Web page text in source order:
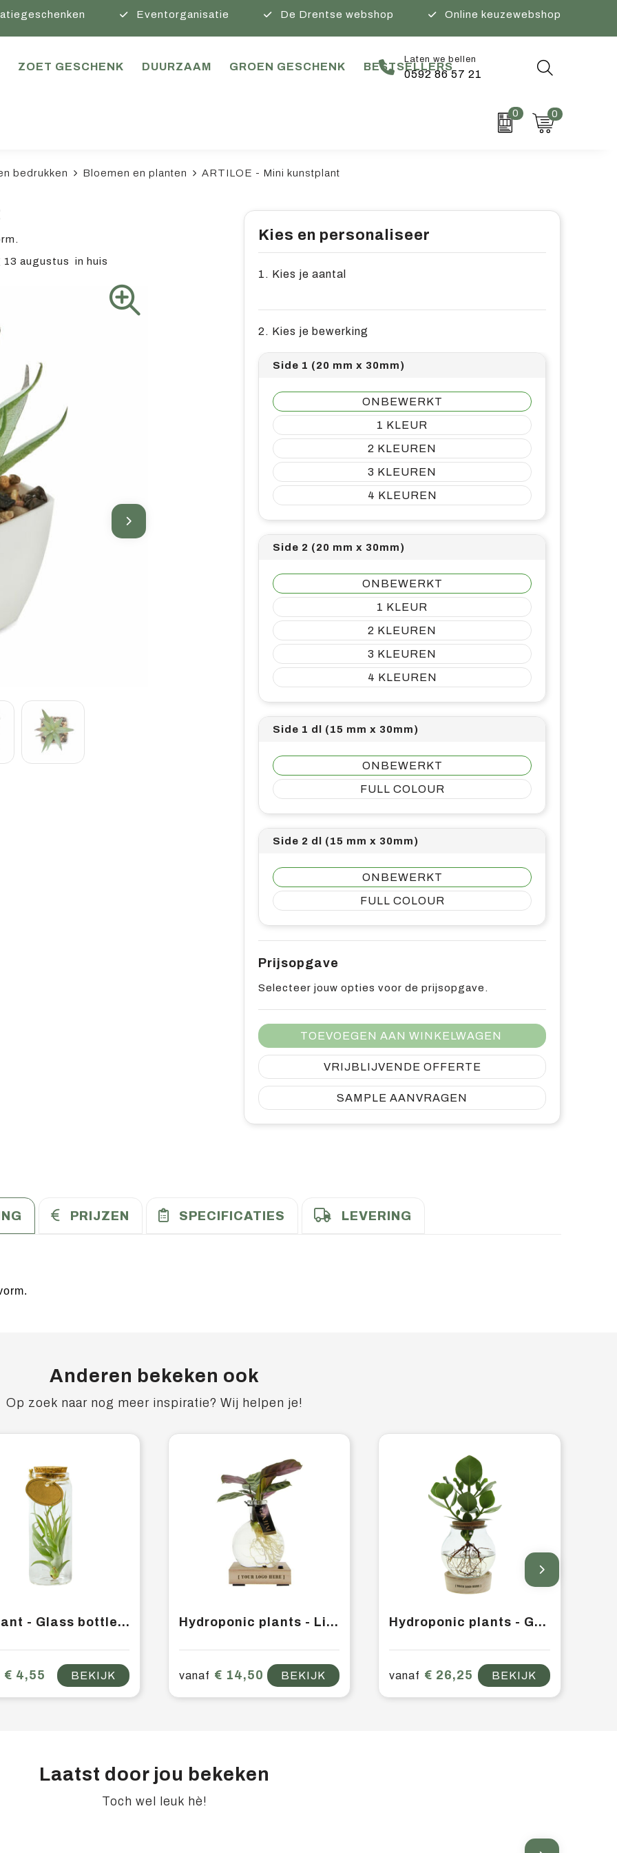
Eventorganisatie De Drentse webshop
Online keuzewebshop
ZOET GESCHENK DUURZAAM GROEN GESCHENK BESTSELLERS
Laten we bellen
0592 86 57 21
0 0
bedrukken Bloemen en planten ARTILOE - Mini kunstplant
13 augustus in huis
Kies en personaliseer
1. Kies je aantal
2. Kies je bewerking
Side 1 (20 mm x 30mm)
ONBEWERKT
1
2
3
4
Side 2 (20 mm x 30mm)
ONBEWERKT
1
2
3
4
Side 1 dl (15 mm x 30mm)
ONBEWERKT
FULL COLOUR
Side 2 dl (15 mm x 30mm)
ONBEWERKT
FULL COLOUR
Prijsopgave
Selecteer jouw opties voor de prijsopgave.
TOEVOEGEN AAN WINKELWAGEN
VRIJBLIJVENDE OFFERTE
SAMPLE AANVRAGEN
PRIJZEN SPECIFICATIES LEVERING
Anderen bekeken ook
Op zoek naar nog meer inspiratie? Wij helpen je!
Airplant - Glass bottle medium
€ 4,55 BEKIJK
Hydroponic plants - Light plant in giftbox
vanaf € 14,50 BEKIJK
Hydroponic plants - Glass with LED light in giftbox
vanaf € 26,25 BEKIJK
Laatst door jou bekeken
Toch wel leuk hè!